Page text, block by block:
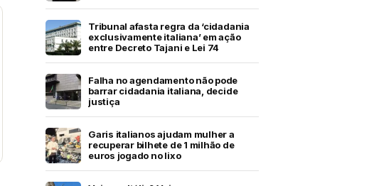
Tribunal afasta regra da ‘cidadania
exclusivamente italiana’ em ação
entre Decreto Tajani e Lei 74
Falha no agendamento não pode
barrar cidadania italiana, decide
justiça
Garis italianos ajudam mulher a
recuperar bilhete de 1 milhão de
euros jogado no lixo